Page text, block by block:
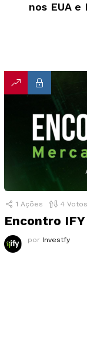
nos EUA
1 Ações 4 Votos
Encontro
por Investfy